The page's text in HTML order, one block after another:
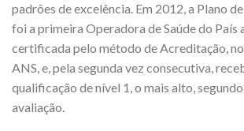
padrões de excelência. Em 2012, a Plano
foi a primeira Operadora de Saúde do País
certificada pelo método de Acreditação,
ANS, e, pela segunda vez consecutiva,
qualificação de nível 1, o mais alto,
avaliação.